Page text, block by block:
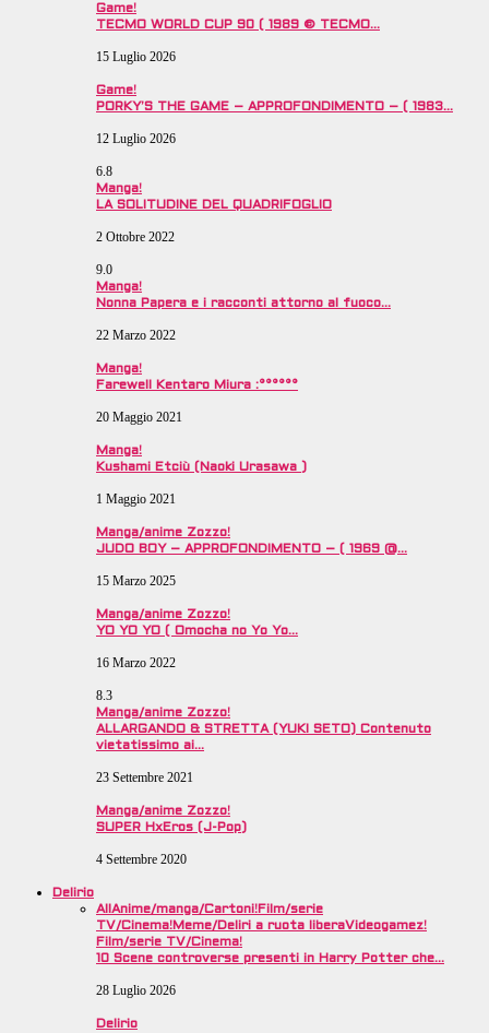
Game!
TECMO WORLD CUP 90 ( 1989 © TECMO…
15 Luglio 2026
Game!
PORKY’S THE GAME – APPROFONDIMENTO – ( 1983…
12 Luglio 2026
6.8
Manga!
LA SOLITUDINE DEL QUADRIFOGLIO
2 Ottobre 2022
9.0
Manga!
Nonna Papera e i racconti attorno al fuoco…
22 Marzo 2022
Manga!
Farewell Kentaro Miura :°°°°°°
20 Maggio 2021
Manga!
Kushami Etciù (Naoki Urasawa )
1 Maggio 2021
Manga/anime Zozzo!
JUDO BOY – APPROFONDIMENTO – ( 1969 @…
15 Marzo 2025
Manga/anime Zozzo!
YO YO YO ( Omocha no Yo Yo…
16 Marzo 2022
8.3
Manga/anime Zozzo!
ALLARGANDO & STRETTA (YUKI SETO) Contenuto
vietatissimo ai…
23 Settembre 2021
Manga/anime Zozzo!
SUPER HxEros (J-Pop)
4 Settembre 2020
Delirio
AllAnime/manga/Cartoni!Film/serie
TV/Cinema!Meme/Deliri a ruota liberaVideogamez!
Film/serie TV/Cinema!
10 Scene controverse presenti in Harry Potter che…
28 Luglio 2026
Delirio